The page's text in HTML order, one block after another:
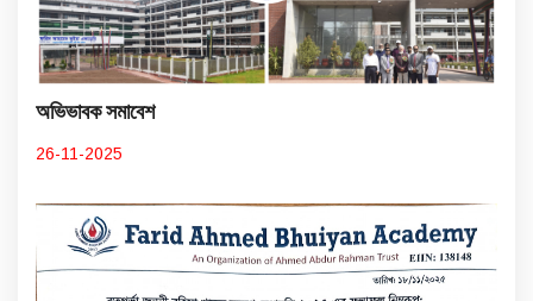
অভিভাবক সমাবেশ
26-11-2025